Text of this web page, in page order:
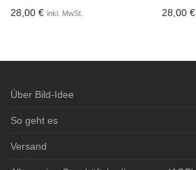
28,00 € inkl. MwSt. 28,00 €
Über Bild-Idee
So geht es
Versand